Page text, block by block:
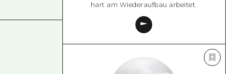
hart am Wiederaufbau arbeitet.